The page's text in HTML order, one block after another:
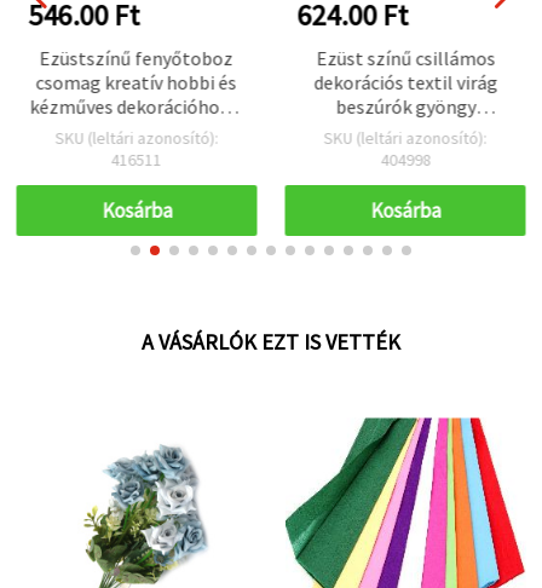
546.00 Ft
Ezüstszínű fenyőtoboz
csomag kreatív hobbi és
kézműves dekorációhoz –
100×15 mm, 10 db
SKU (leltári azonosító):
416511
Kosárba
624.00 Ft
Ezüst színű csillámos
dekorációs textil virág
beszúrók gyöngy
középpel, 50 x 110 mm, 6
db-os csomag
SKU (leltári azonosító):
404998
Kosárba
A VÁSÁRLÓK EZT IS VETTÉK